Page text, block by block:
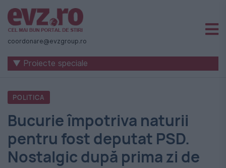
Știri
naționale
internaționale
România
-
Evenimentul
Zilei
coordonare@evzgroup.ro
▼ Proiecte speciale
POLITICA
Bucurie împotriva naturii
pentru fost deputat PSD.
Nostalgic după prima zi de